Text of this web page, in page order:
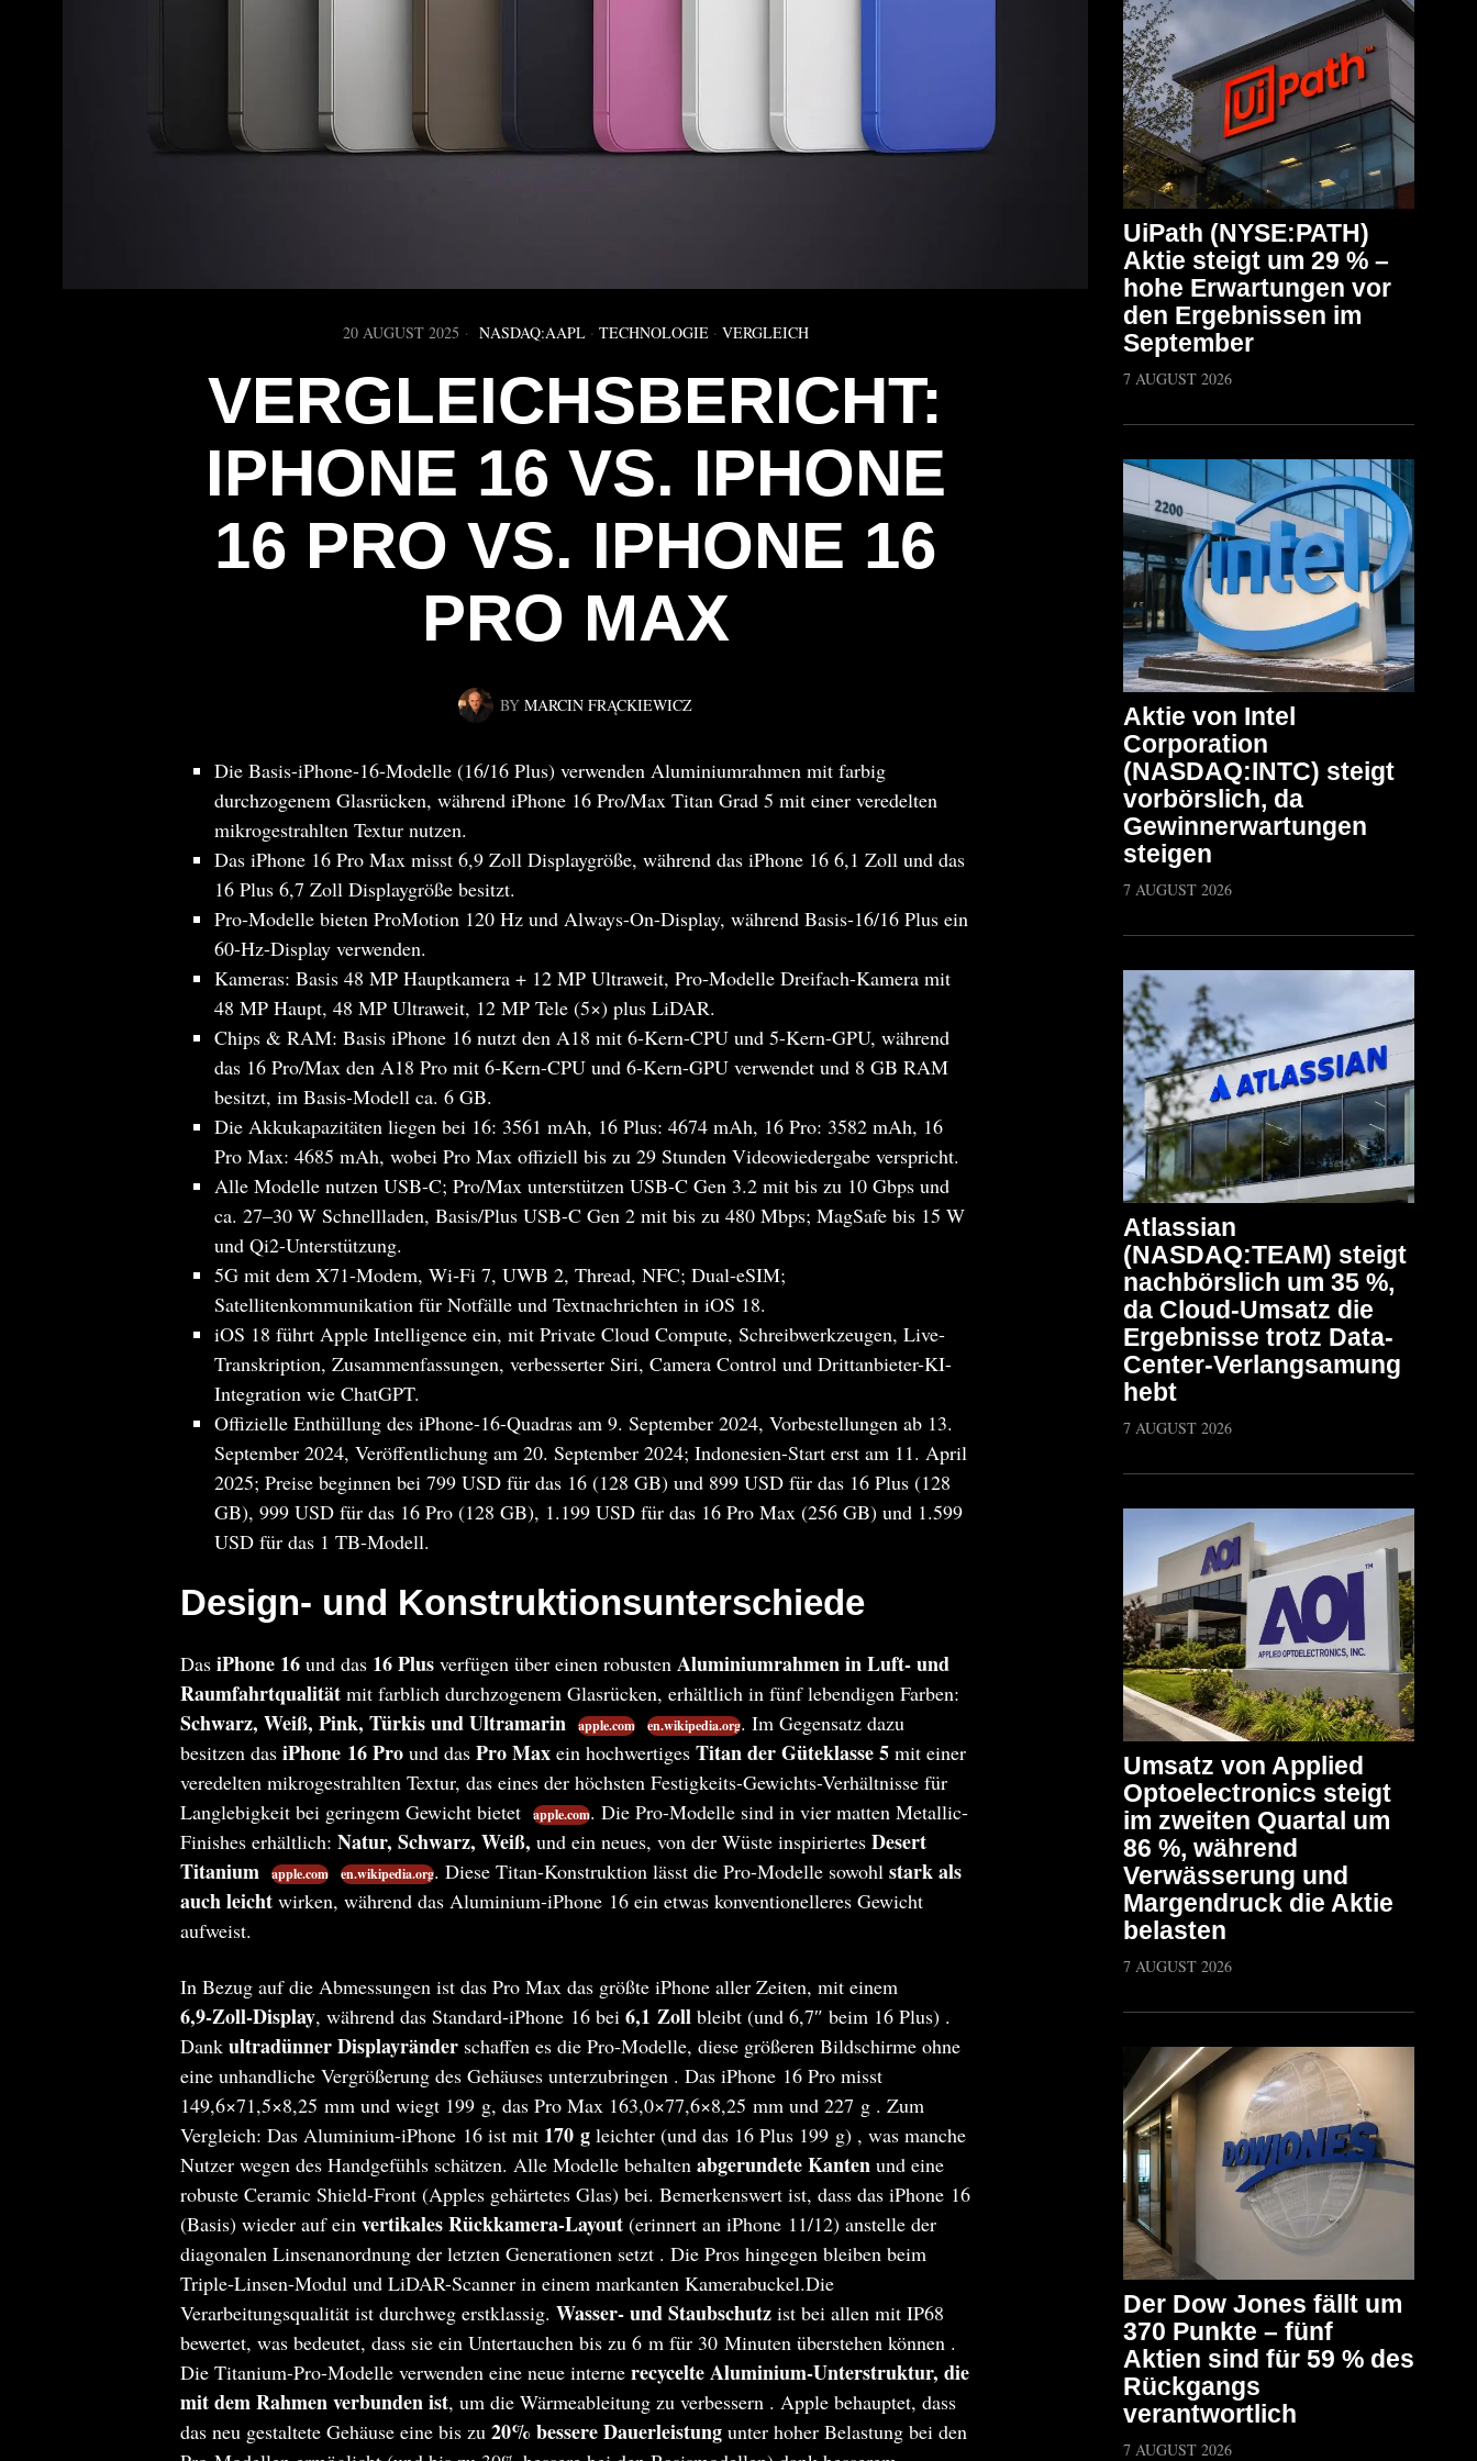
20 AUGUST 2025 NASDAQ:AAPL · TECHNOLOGIE · VERGLEICH
VERGLEICHSBERICHT:
IPHONE 16 VS. IPHONE
16 PRO VS. IPHONE 16
PRO MAX
BY MARCIN FRĄCKIEWICZ
Die Basis-iPhone-16-Modelle (16/16 Plus) verwenden Aluminiumrahmen mit farbig
durchzogenem Glasrücken, während iPhone 16 Pro/Max Titan Grad 5 mit einer veredelten
mikrogestrahlten Textur nutzen.
Das iPhone 16 Pro Max misst 6,9 Zoll Displaygröße, während das iPhone 16 6,1 Zoll und das
16 Plus 6,7 Zoll Displaygröße besitzt.
Pro-Modelle bieten ProMotion 120 Hz und Always-On-Display, während Basis-16/16 Plus ein
60-Hz-Display verwenden.
Kameras: Basis 48 MP Hauptkamera + 12 MP Ultraweit, Pro-Modelle Dreifach-Kamera mit
48 MP Haupt, 48 MP Ultraweit, 12 MP Tele (5×) plus LiDAR.
Chips & RAM: Basis iPhone 16 nutzt den A18 mit 6-Kern-CPU und 5-Kern-GPU, während
das 16 Pro/Max den A18 Pro mit 6-Kern-CPU und 6-Kern-GPU verwendet und 8 GB RAM
besitzt, im Basis-Modell ca. 6 GB.
Die Akkukapazitäten liegen bei 16: 3561 mAh, 16 Plus: 4674 mAh, 16 Pro: 3582 mAh, 16
Pro Max: 4685 mAh, wobei Pro Max offiziell bis zu 29 Stunden Videowiedergabe verspricht.
Alle Modelle nutzen USB-C; Pro/Max unterstützen USB-C Gen 3.2 mit bis zu 10 Gbps und
ca. 27–30 W Schnellladen, Basis/Plus USB-C Gen 2 mit bis zu 480 Mbps; MagSafe bis 15 W
und Qi2-Unterstützung.
5G mit dem X71-Modem, Wi‑Fi 7, UWB 2, Thread, NFC; Dual-eSIM;
Satellitenkommunikation für Notfälle und Textnachrichten in iOS 18.
iOS 18 führt Apple Intelligence ein, mit Private Cloud Compute, Schreibwerkzeugen, Live-
Transkription, Zusammenfassungen, verbesserter Siri, Camera Control und Drittanbieter-KI-
Integration wie ChatGPT.
Offizielle Enthüllung des iPhone-16-Quadras am 9. September 2024, Vorbestellungen ab 13.
September 2024, Veröffentlichung am 20. September 2024; Indonesien-Start erst am 11. April
2025; Preise beginnen bei 799 USD für das 16 (128 GB) und 899 USD für das 16 Plus (128
GB), 999 USD für das 16 Pro (128 GB), 1.199 USD für das 16 Pro Max (256 GB) und 1.599
USD für das 1 TB-Modell.
Design- und Konstruktionsunterschiede
Das iPhone 16und das 16 Plusverfügen über einen robusten Aluminiumrahmen in Luft- und
Raumfahrtqualitätmit farblich durchzogenem Glasrücken, erhältlich in fünf lebendigen Farben:
Schwarz, Weiß, Pink, Türkis und Ultramarin apple.com en.wikipedia.org. Im Gegensatz dazu
besitzen das iPhone 16 Pround das Pro Maxein hochwertiges Titan der Güteklasse 5mit einer
veredelten mikrogestrahlten Textur, das eines der höchsten Festigkeits-Gewichts-Verhältnisse für
Langlebigkeit bei geringem Gewicht bietet
apple.com. Die Pro-Modelle sind in vier matten Metallic-
Finishes erhältlich: Natur, Schwarz, Weiß, und ein neues, von der Wüste inspiriertes Desert
Titanium
apple.com en.wikipedia.org. Diese Titan-Konstruktion lässt die Pro-Modelle sowohl stark als
auch leichtwirken, während das Aluminium-iPhone 16 ein etwas konventionelleres Gewicht
aufweist.
In Bezug auf die Abmessungen ist das Pro Max das größte iPhone aller Zeiten, mit einem
6,9‑Zoll-Display, während das Standard-iPhone 16 bei 6,1 Zollbleibt (und 6,7″ beim 16 Plus) .
Dank ultradünner Displayränderschaffen es die Pro-Modelle, diese größeren Bildschirme ohne
eine unhandliche Vergrößerung des Gehäuses unterzubringen . Das iPhone 16 Pro misst
149,6×71,5×8,25 mm und wiegt 199 g, das Pro Max 163,0×77,6×8,25 mm und 227 g . Zum
Vergleich: Das Aluminium-iPhone 16 ist mit 170 gleichter (und das 16 Plus 199 g) , was manche
Nutzer wegen des Handgefühls schätzen. Alle Modelle behalten abgerundete Kantenund eine
robuste Ceramic Shield-Front (Apples gehärtetes Glas) bei. Bemerkenswert ist, dass das iPhone 16
(Basis) wieder auf ein vertikales Rückkamera-Layout(erinnert an iPhone 11/12) anstelle der
diagonalen Linsenanordnung der letzten Generationen setzt . Die Pros hingegen bleiben beim
Triple-Linsen-Modul und LiDAR-Scanner in einem markanten Kamerabuckel.Die
Verarbeitungsqualität ist durchweg erstklassig. Wasser- und Staubschutzist bei allen mit IP68
bewertet, was bedeutet, dass sie ein Untertauchen bis zu 6 m für 30 Minuten überstehen können .
Die Titanium-Pro-Modelle verwenden eine neue interne recycelte Aluminium-Unterstruktur, die
mit dem Rahmen verbunden ist, um die Wärmeableitung zu verbessern . Apple behauptet, dass
das neu gestaltete Gehäuse eine bis zu 20% bessere Dauerleistungunter hoher Belastung bei den
UiPath (NYSE:PATH)
Aktie steigt um 29 % –
hohe Erwartungen vor
den Ergebnissen im
September
7 AUGUST 2026
Aktie von Intel
Corporation
(NASDAQ:INTC) steigt
vorbörslich, da
Gewinnerwartungen
steigen
7 AUGUST 2026
Atlassian
(NASDAQ:TEAM) steigt
nachbörslich um 35 %,
da Cloud-Umsatz die
Ergebnisse trotz Data-
Center-Verlangsamung
hebt
7 AUGUST 2026
Umsatz von Applied
Optoelectronics steigt
im zweiten Quartal um
86 %, während
Verwässerung und
Margendruck die Aktie
belasten
7 AUGUST 2026
Der Dow Jones fällt um
370 Punkte – fünf
Aktien sind für 59 % des
Rückgangs
verantwortlich
7 AUGUST 2026